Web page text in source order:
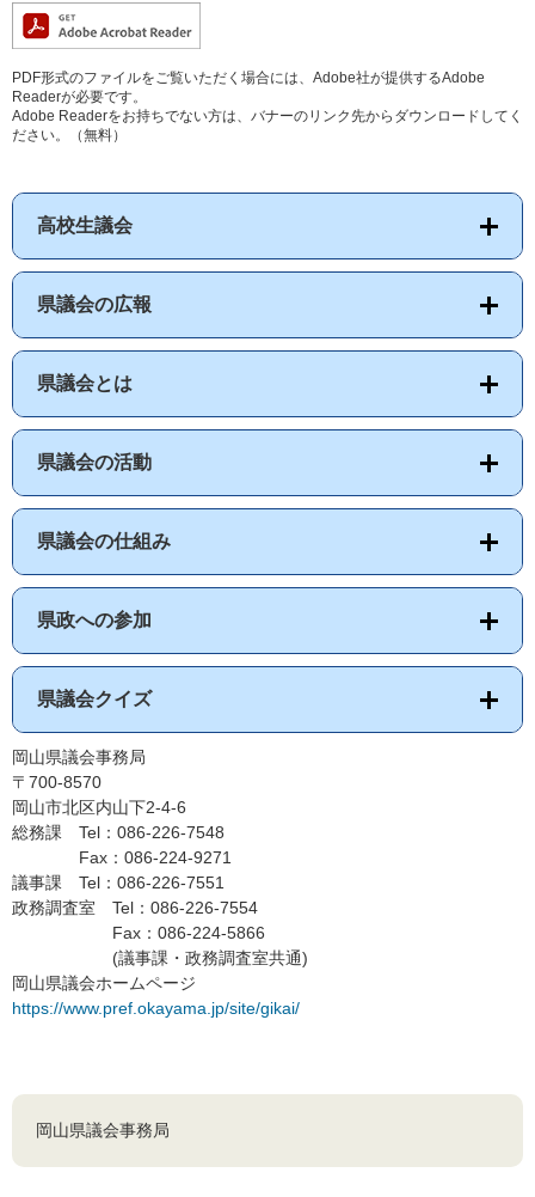
PDF形式のファイルをご覧いただく場合には、Adobe社が提供するAdobe
Readerが必要です。
Adobe Readerをお持ちでない方は、バナーのリンク先からダウンロードしてく
ださい。（無料）
高校生議会
県議会の広報
県議会とは
県議会の活動
県議会の仕組み
県政への参加
県議会クイズ
岡山県議会事務局
〒700-8570
岡山市北区内山下2-4-6
総務課 Tel：086-226-7548
Fax：086-224-9271
議事課 Tel：086-226-7551
政務調査室 Tel：086-226-7554
Fax：086-224-5866
(議事課・政務調査室共通)
岡山県議会ホームページ
https://www.pref.okayama.jp/site/gikai/
岡山県議会事務局